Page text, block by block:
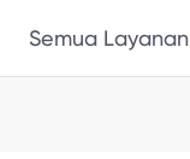
Semua Layanan